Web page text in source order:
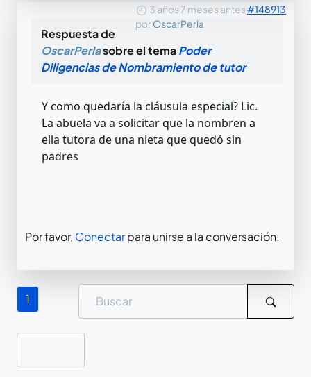
3 años 7 meses antes#148913
porOscarPerla
Respuesta de
OscarPerlasobre el temaPoder
Diligencias de Nombramiento de tutor
Y como quedaría la cláusula especial? Lic.
La abuela va a solicitar que la nombren a
ella tutora de una nieta que quedó sin
padres
Por favor, Conectarpara unirse a la conversación.
1